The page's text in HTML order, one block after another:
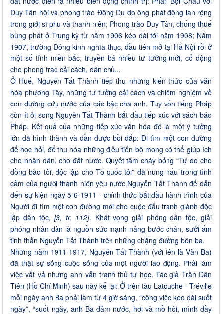
Duy Tân hội và phong trào Đông Du do ông phát động lan rộng
trong giới sĩ phu và thanh niên; Phong trào Duy Tân, chống thuế
bùng phát ở Trung kỳ từ năm 1906 kéo dài tới năm 1908; Năm
1907, trường Đông kinh nghĩa thục, đầu tiên mở tại Hà Nội rồi ở
một số tỉnh miền bắc, truyền bá nhiều tư tưởng mới, cổ động
cho phong trào cải cách, dân chủ...
Ở Huế, Nguyễn Tất Thành tiếp thu những kiến thức của văn
hóa phương Tây, những tư tưởng cải cách và chiêm nghiệm về
con đường cứu nước của các bậc cha anh. Tuy vốn tiếng Pháp
còn ít ỏi song Nguyễn Tất Thành bắt đầu tiếp xúc với sách báo
Pháp. Kết quả của những tiếp xúc văn hóa đó là một ý tưởng
lớn đã hình thành và dần được bồi đắp: Đi tìm một con đường
để học hỏi, để thu hóa những điều tiến bộ mong có thể giúp ích
cho nhân dân, cho đất nước. Quyết tâm cháy bỏng “Tự do cho
đồng bào tôi, độc lập cho Tổ quốc tôi” đã nung nấu trong tình
cảm của người thanh niên yêu nước Nguyễn Tất Thành để dẫn
đến sự kiện ngày 5-6-1911 - chính thức bắt đầu hành trình của
Người đi tìm một con đường mới cho cuộc đấu tranh giành độc
lập dân tộc,[3, tr. 112]. Khát vọng giải phóng dân tộc, giải
phóng nhân dân là nguồn sức mạnh nâng bước chân, sưởi ấm
tinh thần Nguyễn Tất Thành trên những chặng đường bôn ba.
Những năm 1911-1917, Nguyễn Tất Thành (với tên là Văn Ba)
đã thật sự sống cuộc sống của một người lao động. Phải làm
việc vất vả nhưng anh vẫn tranh thủ tự học. Tác giả Trần Dân
Tiên (Hồ Chí Minh) sau này kể lại: Ở trên tàu Latouche - Tréville
mỗi ngày anh Ba phải làm từ 4 giờ sáng, “công việc kéo dài suốt
ngày”, “suốt ngày, anh Ba đẫm nước, hơi và mồ hôi, mình đầy